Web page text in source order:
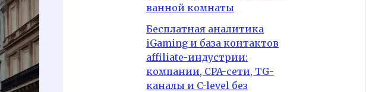
ванной комнаты
Бесплатная аналитика
iGaming и база контактов
affiliate-индустрии:
компании, CPA-сети, TG-
каналы и C-level без